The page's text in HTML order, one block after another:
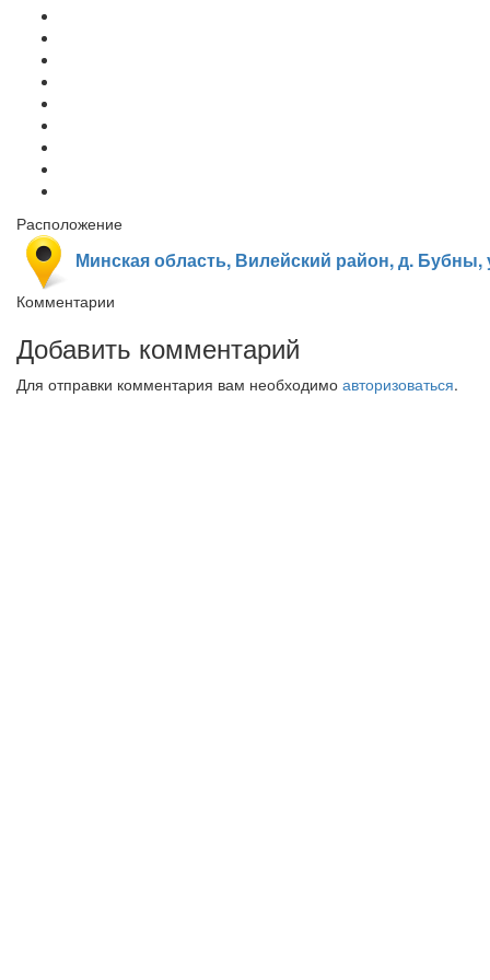
Расположение
Минская область, Вилейский район, д.
Комментарии
Добавить комментарий
Для отправки комментария вам необходимо авторизоваться.